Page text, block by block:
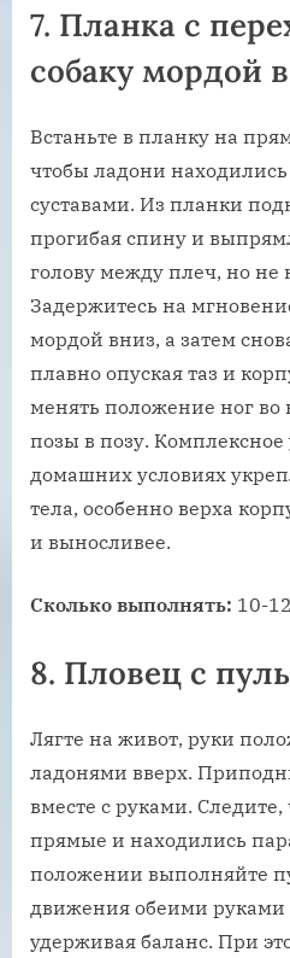
7. Планка с
собаку мордой
Встаньте в планку на
чтобы ладони
суставами. Из планки
прогибая спину и
голову между плеч, но не
Задержитесь на
мордой вниз, а затем
плавно опуская таз и
менять положение ног во
позы в позу.
домашних условиях
тела, особенно верха
и выносливее.
Сколько выполнять: 10-
8. Пловец с
Лягте на живот, руки
ладонями вверх.
вместе с руками.
прямые и находились
положении выполняйте
движения обеими руками
удерживая баланс. При